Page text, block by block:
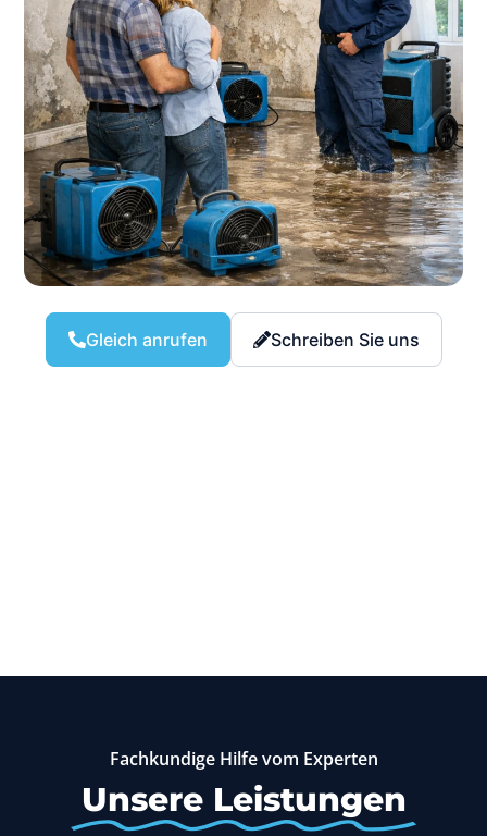
Gleich anrufen Schreiben Sie uns
Fachkundige Hilfe vom Experten
Unsere Leistungen